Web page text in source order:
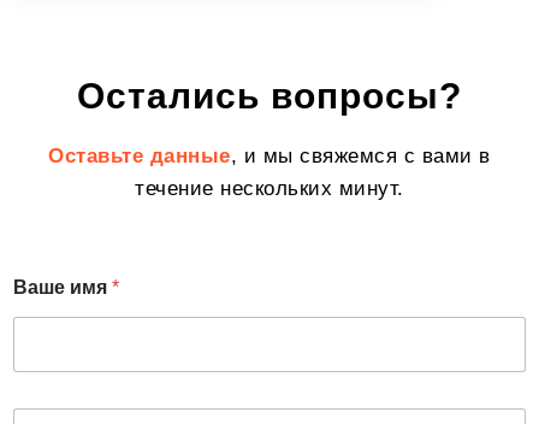
Остались вопросы?
Оставьте данные, и мы свяжемся с вами в
течение нескольких минут.
Ваше имя *